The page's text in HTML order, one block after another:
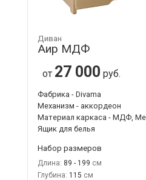
Диван
Аир МДФ
от 27 000 руб.
Фабрика - Divama
Механизм - аккордеон
Материал каркаса - МДФ,
Ящик для белья
Набор размеров
Длина: 89 - 199
Глубина: 115